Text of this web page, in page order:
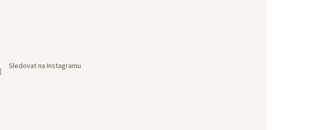
Sledovat na Instagramu